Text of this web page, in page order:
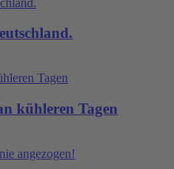
kühleren Tagen